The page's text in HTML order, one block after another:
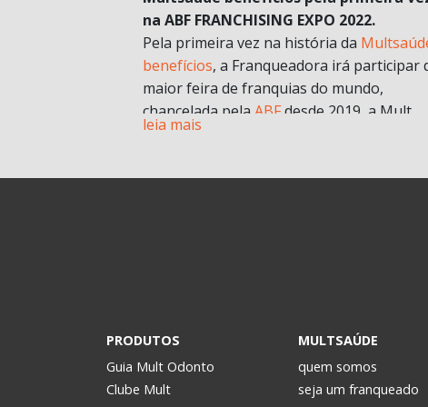
na ABF FRANCHISING EXPO 2022.
Pela primeira vez na história da
benefícios, a Franqueadora irá participar
maior feira de franquias do mundo,
chancelada pela ABFdesde 2019, a Mult
chegará com muitas novidades e
A grande aposta da Mult para a Feira ABF
estratégias para estar mais próxima da
realidade dos potenciais investidores.
passou a oferecer os formatos de
leia mais
PRODUTOS
Guia Mult Odonto
Clube Mult
MULTSAÚDE
quem somos
seja um franqueado